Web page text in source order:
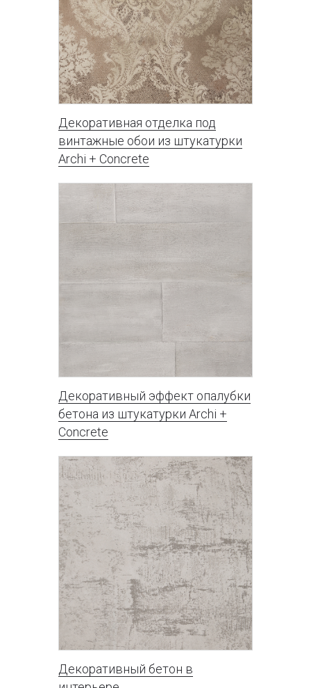
Декоративная отделка под
винтажные обои из штукатурки
Archi + Concrete
Декоративный эффект опалубки
бетона из штукатурки Archi +
Concrete
Декоративный бетон в